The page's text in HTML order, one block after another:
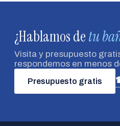
¿Hablamos detu
Visita y presupuesto
respondemos en menos
Presupuesto gratis